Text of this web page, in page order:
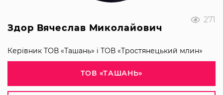
271
Здор Вячеслав Миколайович
Керівник ТОВ «Ташань» і ТОВ «Тростянецький млин»
ТОВ «ТАШАНЬ»